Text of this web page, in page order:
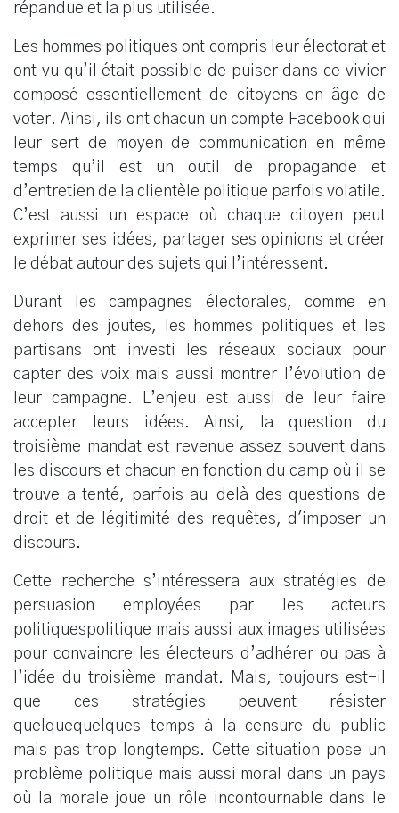
répandue et la plus utilisée.
Les hommes politiques ont compris leur électorat et
ont vu qu’il était possible de puiser dans ce vivier
composé essentiellement de citoyens en âge de
voter. Ainsi, ils ont chacun un compte Facebook qui
leur sert de moyen de communication en même
temps qu’il est un outil de propagande et
d’entretien de la clientèle politique parfois volatile.
C’est aussi un espace où chaque citoyen peut
exprimer ses idées, partager ses opinions et créer
le débat autour des sujets qui l’intéressent.
Durant les campagnes électorales, comme en
dehors des joutes, les hommes politiques et les
partisans ont investi les réseaux sociaux pour
capter des voix mais aussi montrer l’évolution de
leur campagne. L’enjeu est aussi de leur faire
accepter leurs idées. Ainsi, la question du
troisième mandat est revenue assez souvent dans
les discours et chacun en fonction du camp où il se
trouve a tenté, parfois au-delà des questions de
droit et de légitimité des requêtes, d'imposer un
discours.
Cette recherche s’intéressera aux stratégies de
persuasion employées par les acteurs
politiquespolitique mais aussi aux images utilisées
pour convaincre les électeurs d’adhérer ou pas à
l’idée du troisième mandat. Mais, toujours est-il
que ces stratégies peuvent résister
quelquequelques temps à la censure du public
mais pas trop longtemps. Cette situation pose un
problème politique mais aussi moral dans un pays
où la morale joue un rôle incontournable dans le